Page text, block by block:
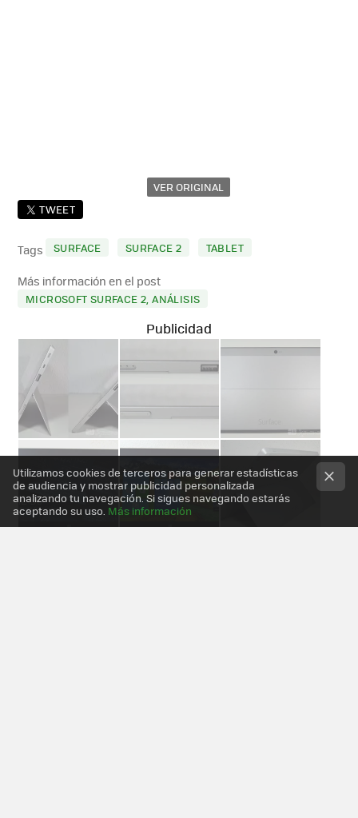
VER ORIGINAL
TWEET
Tags SURFACE SURFACE 2 TABLET
Más información en el post
MICROSOFT SURFACE 2, ANÁLISIS
Utilizamos cookies de terceros para generar estadísticas
de audiencia y mostrar publicidad personalizada
analizando tu navegación. Si sigues navegando estarás
aceptando su uso. Más información